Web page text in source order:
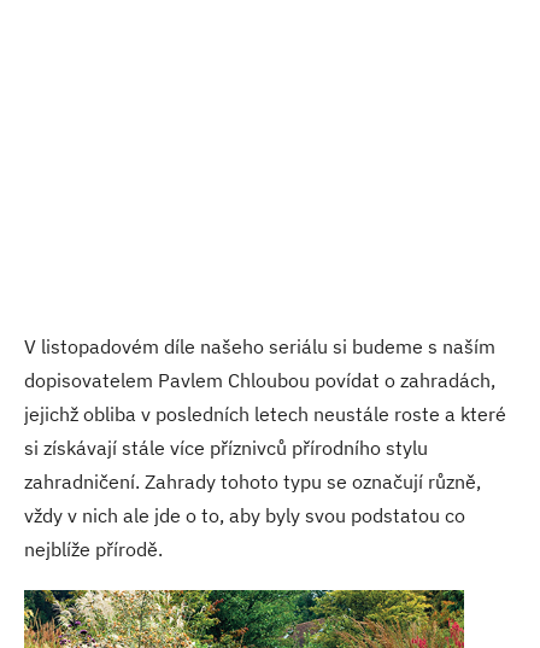
V listopadovém díle našeho seriálu si budeme s naším
dopisovatelem Pavlem Chloubou povídat o zahradách,
jejichž obliba v posledních letech neustále roste a které
si získávají stále více příznivců přírodního stylu
zahradničení. Zahrady tohoto typu se označují různě,
vždy v nich ale jde o to, aby byly svou podstatou co
nejblíže přírodě.